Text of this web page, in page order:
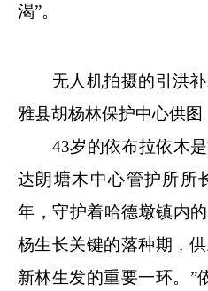
渴”。
无人机拍摄的引洪补
雅县胡杨林保护中心供图
43岁的依布拉依木是
达朗塘木中心管护所所
年，守护着哈德墩镇内
杨生长关键的落种期，
新林生发的重要一环。”